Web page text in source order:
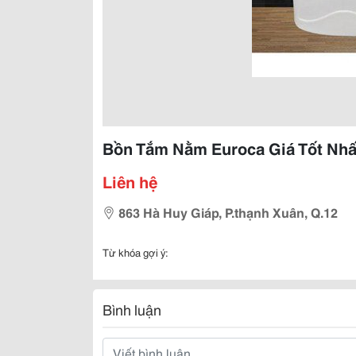
Bồn Tắm Nằm Euroca Giá Tốt
Liên hệ
863 Hà Huy Giáp, P.thạnh Xuân, Q.12
Từ khóa gợi ý:
Bình luận